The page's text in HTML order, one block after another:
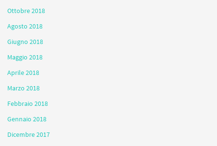
Ottobre 2018
Agosto 2018
Giugno 2018
Maggio 2018
Aprile 2018
Marzo 2018
Febbraio 2018
Gennaio 2018
Dicembre 2017